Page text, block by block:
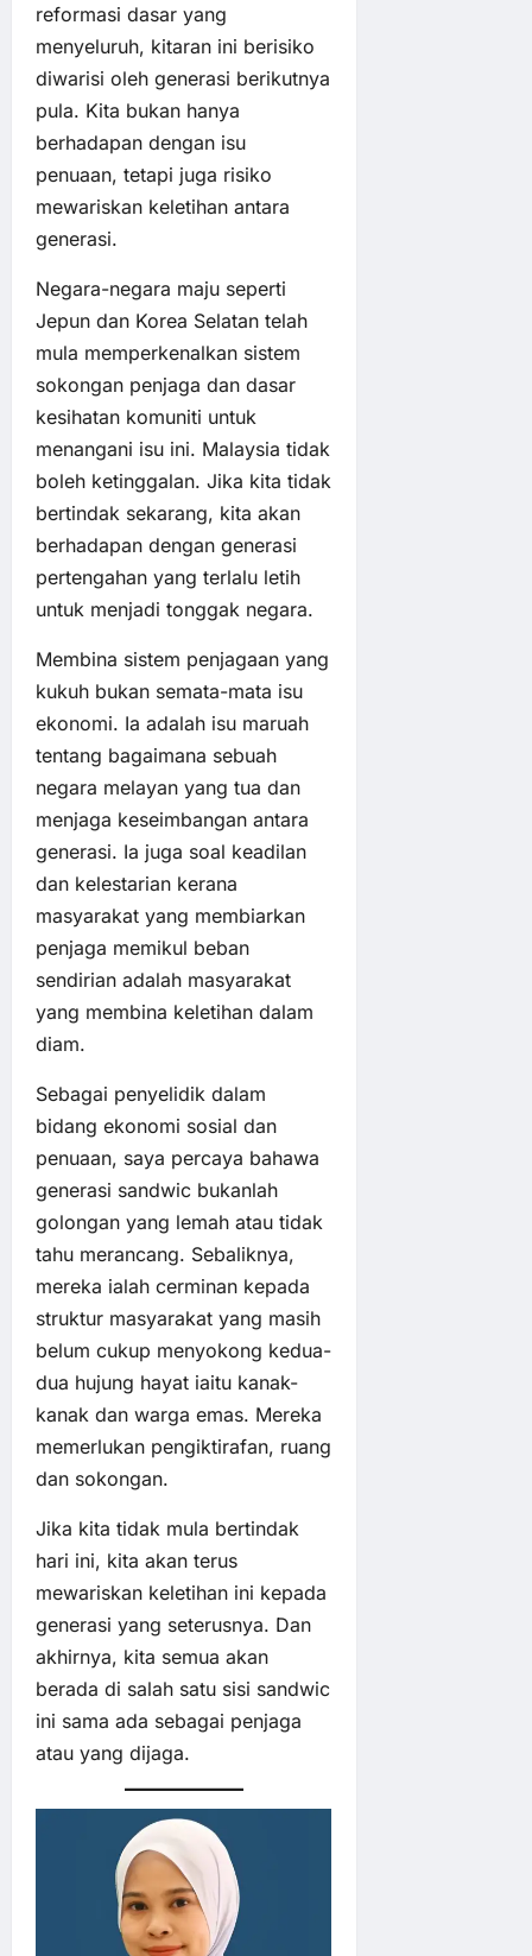
reformasi dasar yang
menyeluruh, kitaran ini berisiko
diwarisi oleh generasi berikutnya
pula. Kita bukan hanya
berhadapan dengan isu
penuaan, tetapi juga risiko
mewariskan keletihan antara
generasi.
Negara-negara maju seperti
Jepun dan Korea Selatan telah
mula memperkenalkan sistem
sokongan penjaga dan dasar
kesihatan komuniti untuk
menangani isu ini. Malaysia tidak
boleh ketinggalan. Jika kita tidak
bertindak sekarang, kita akan
berhadapan dengan generasi
pertengahan yang terlalu letih
untuk menjadi tonggak negara.
Membina sistem penjagaan yang
kukuh bukan semata-mata isu
ekonomi. Ia adalah isu maruah
tentang bagaimana sebuah
negara melayan yang tua dan
menjaga keseimbangan antara
generasi. Ia juga soal keadilan
dan kelestarian kerana
masyarakat yang membiarkan
penjaga memikul beban
sendirian adalah masyarakat
yang membina keletihan dalam
diam.
Sebagai penyelidik dalam
bidang ekonomi sosial dan
penuaan, saya percaya bahawa
generasi sandwic bukanlah
golongan yang lemah atau tidak
tahu merancang. Sebaliknya,
mereka ialah cerminan kepada
struktur masyarakat yang masih
belum cukup menyokong kedua-
dua hujung hayat iaitu kanak-
kanak dan warga emas. Mereka
memerlukan pengiktirafan, ruang
dan sokongan.
Jika kita tidak mula bertindak
hari ini, kita akan terus
mewariskan keletihan ini kepada
generasi yang seterusnya. Dan
akhirnya, kita semua akan
berada di salah satu sisi sandwic
ini sama ada sebagai penjaga
atau yang dijaga.